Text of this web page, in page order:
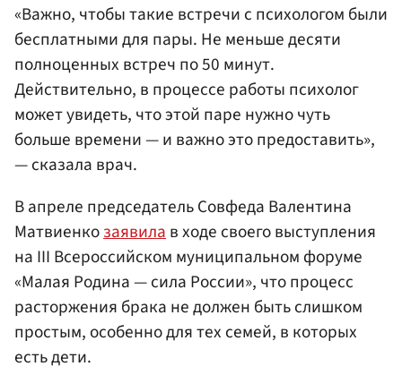
«Важно, чтобы такие встречи с психологом были
бесплатными для пары. Не меньше десяти
полноценных встреч по 50 минут.
Действительно, в процессе работы психолог
может увидеть, что этой паре нужно чуть
больше времени — и важно это предоставить»,
— сказала врач.
В апреле председатель Совфеда Валентина
Матвиенкозаявилав ходе своего выступления
на III Всероссийском муниципальном форуме
«Малая Родина — сила России», что процесс
расторжения брака не должен быть слишком
простым, особенно для тех семей, в которых
есть дети.